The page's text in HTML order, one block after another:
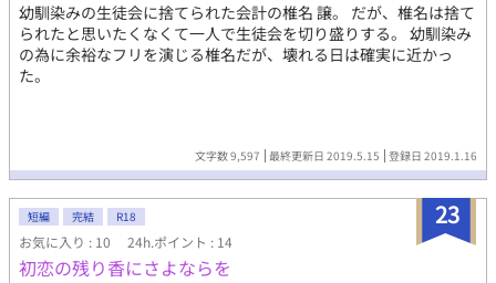
幼馴染みの生徒会に捨てられた会計の椎名 譲。 だが、椎名は捨て
られたと思いたくなくて一人で生徒会を切り盛りする。 幼馴染み
の為に余裕なフリを演じる椎名だが、壊れる日は確実に近かっ
た。
文字数 9,597 最終更新日 2019.5.15 登録日 2019.1.16
23
短編 完結 R18
お気に入り : 10 24h.ポイント : 14
初恋の残り香にさよならを